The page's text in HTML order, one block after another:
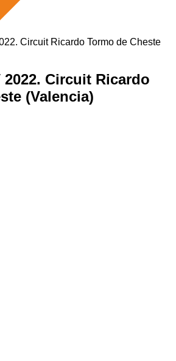
Circuit Ricardo Tormo de Cheste
2022. Circuit Ricardo
(Valencia)